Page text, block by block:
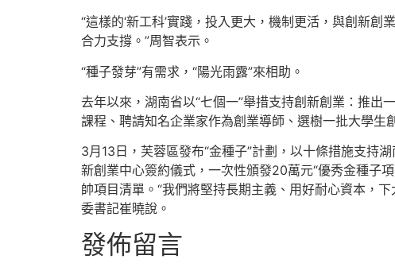
“這樣的‘新工科’實踐，投入更大，機制更活，與創新
合力支撐。”周智表示。
“種子發芽”有需求，“陽光雨露”來相助。
去年以來，湖南省以“七個一”舉措支持創新創業：推
課程、聘請知名企業家作為創業導師、選樹一批大學生
3月13日，芙蓉區發布“金種子”計劃，以十條措施支持
新創業中心簽約儀式，一次性頒發20萬元“優秀金種子
帥項目清單。“我們將堅持長期主義、用好耐心資本，
委書記崔曉說。
發佈留言